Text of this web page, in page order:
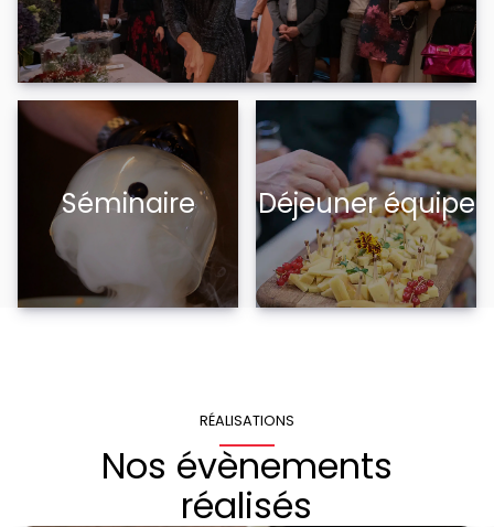
Séminaire Déjeuner équipe
RÉALISATIONS
Nos évènements
réalisés